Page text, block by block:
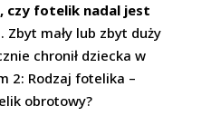
czy fotelik nadal jest
Zbyt mały lub zbyt duży
chronił dziecka w
2: Rodzaj fotelika –
obrotowy?